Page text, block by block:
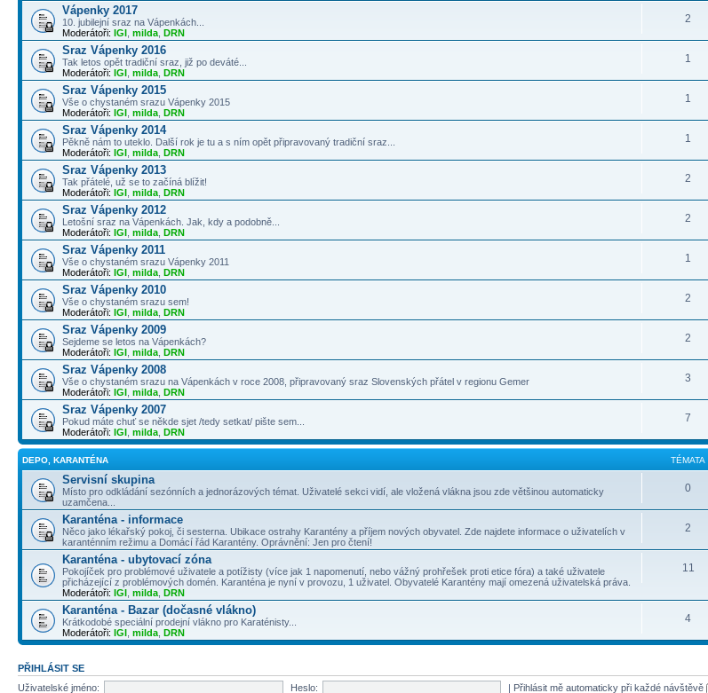
Vápenky 2017
10. jubilejní sraz na Vápenkách...
Moderátoři: IGI milda DRN
2
Sraz Vápenky 2016
Tak letos opět tradiční sraz, již po deváté...
Moderátoři: IGI milda DRN
1
Sraz Vápenky 2015
Vše o chystaném srazu Vápenky 2015
Moderátoři: IGI milda DRN
1
Sraz Vápenky 2014
Pěkně nám to uteklo. Další rok je tu a s ním opět připravovaný tradiční sraz...
Moderátoři: IGI milda DRN
1
Sraz Vápenky 2013
Tak přátelé, už se to začíná blížit!
Moderátoři: IGI milda DRN
2
Sraz Vápenky 2012
Letošní sraz na Vápenkách. Jak, kdy a podobně...
Moderátoři: IGI milda DRN
2
Sraz Vápenky 2011
Vše o chystaném srazu Vápenky 2011
Moderátoři: IGI milda DRN
1
Sraz Vápenky 2010
Vše o chystaném srazu sem!
Moderátoři: IGI milda DRN
2
Sraz Vápenky 2009
Sejdeme se letos na Vápenkách?
Moderátoři: IGI milda DRN
2
Sraz Vápenky 2008
Vše o chystaném srazu na Vápenkách v roce 2008, připravovaný sraz Slovenských přátel v regionu Gemer
Moderátoři: IGI milda DRN
3
Sraz Vápenky 2007
Pokud máte chuť se někde sjet /tedy setkat/ pište sem...
Moderátoři: IGI milda DRN
7
DEPO, KARANTÉNA TÉMATA
Servisní skupina
Místo pro odkládání sezónních a jednorázových témat. Uživatelé sekci vidí, ale vložená vlákna jsou zde většinou automaticky
uzamčena...
0
Karanténa - informace
Něco jako lékařský pokoj, či sesterna. Ubikace ostrahy Karantény a příjem nových obyvatel. Zde najdete informace o uživatelích v
karanténním režimu a Domácí řád Karantény. Oprávnění: Jen pro čtení!
2
Karanténa - ubytovací zóna
Pokojíček pro problémové uživatele a potížisty (více jak 1 napomenutí, nebo vážný prohřešek proti etice fóra) a také uživatele
přicházející z problémových domén. Karanténa je nyní v provozu, 1 uživatel. Obyvatelé Karantény mají omezená uživatelská práva.
Moderátoři: IGI milda DRN
11
Karanténa - Bazar (dočasné vlákno)
Krátkodobé speciální prodejní vlákno pro Karaténisty...
Moderátoři: IGI milda DRN
4
PŘIHLÁSIT SE
Uživatelské jméno:
Heslo: | Přihlásit mě automaticky při každé návštěvě